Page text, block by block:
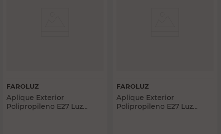
FAROLUZ
Aplique Exterior
Polipropileno E27 Luz
FAROLUZ
Aplique Exterior
Polipropileno E27 Luz